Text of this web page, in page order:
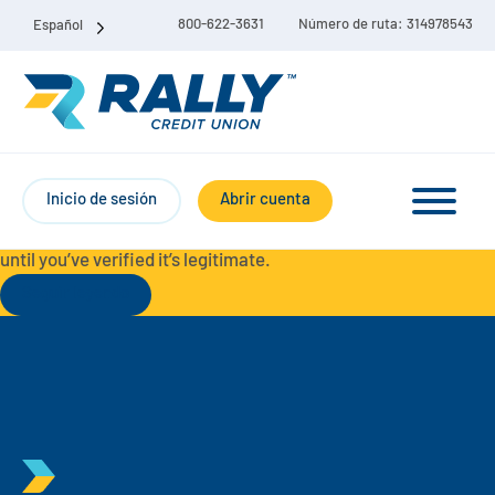
Español 800-622-3631 Número de ruta: 314978543
Inicio de sesión Abrir cuenta
Cuenta corriente Liberty
Ahorro
contact Rally Credit Union using our official phone numbers. If
you receive a letter, email, text message, or other
until you’ve verified it’s legitimate.